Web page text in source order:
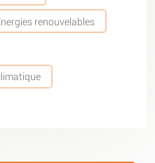
renouvelables